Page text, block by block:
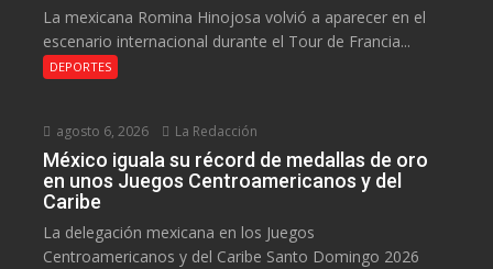
La mexicana Romina Hinojosa volvió a aparecer en el
escenario internacional durante el Tour de Francia...
DEPORTES
agosto 6, 2026 La Redacción
México iguala su récord de medallas de oro
en unos Juegos Centroamericanos y del
Caribe
La delegación mexicana en los Juegos
Centroamericanos y del Caribe Santo Domingo 2026